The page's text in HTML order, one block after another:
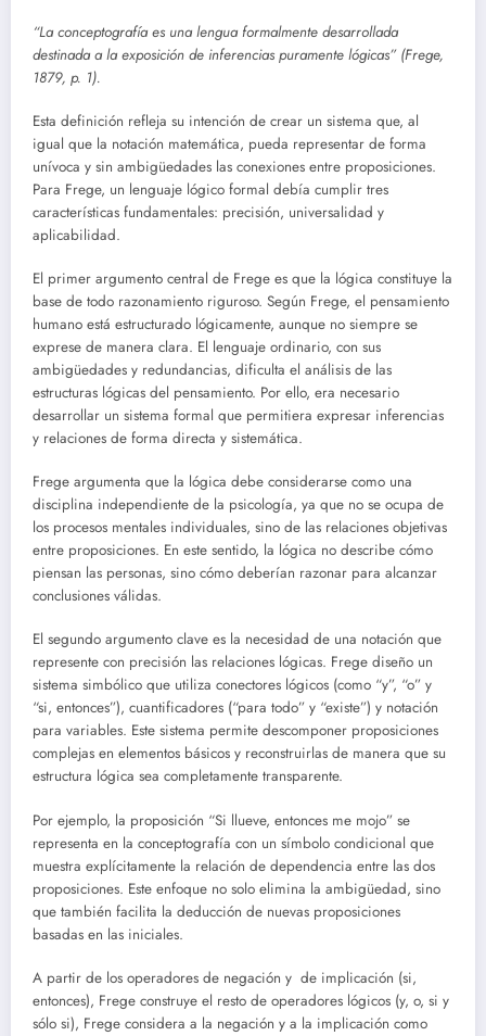
“La conceptografía es una lengua formalmente desarrollada
destinada a la exposición de inferencias puramente lógicas” (Frege,
1879, p. 1).
Esta definición refleja su intención de crear un sistema que, al
igual que la notación matemática, pueda representar de forma
unívoca y sin ambigüedades las conexiones entre proposiciones.
Para Frege, un lenguaje lógico formal debía cumplir tres
características fundamentales: precisión, universalidad y
aplicabilidad.
El primer argumento central de Frege es que la lógica constituye la
base de todo razonamiento riguroso. Según Frege, el pensamiento
humano está estructurado lógicamente, aunque no siempre se
exprese de manera clara. El lenguaje ordinario, con sus
ambigüedades y redundancias, dificulta el análisis de las
estructuras lógicas del pensamiento. Por ello, era necesario
desarrollar un sistema formal que permitiera expresar inferencias
y relaciones de forma directa y sistemática.
Frege argumenta que la lógica debe considerarse como una
disciplina independiente de la psicología, ya que no se ocupa de
los procesos mentales individuales, sino de las relaciones objetivas
entre proposiciones. En este sentido, la lógica no describe cómo
piensan las personas, sino cómo deberían razonar para alcanzar
conclusiones válidas.
El segundo argumento clave es la necesidad de una notación que
represente con precisión las relaciones lógicas. Frege diseño un
sistema simbólico que utiliza conectores lógicos (como “y”, “o” y
“si, entonces”), cuantificadores (“para todo” y “existe”) y notación
para variables. Este sistema permite descomponer proposiciones
complejas en elementos básicos y reconstruirlas de manera que su
estructura lógica sea completamente transparente.
Por ejemplo, la proposición “Si llueve, entonces me mojo” se
representa en la conceptografía con un símbolo condicional que
muestra explícitamente la relación de dependencia entre las dos
proposiciones. Este enfoque no solo elimina la ambigüedad, sino
que también facilita la deducción de nuevas proposiciones
basadas en las iniciales.
A partir de los operadores de negación y de implicación (si,
entonces), Frege construye el resto de operadores lógicos (y, o, si y
sólo si), Frege considera a la negación y a la implicación como